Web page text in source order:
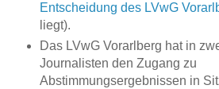
Entscheidung des LVwG
liegt).
Das LVwG Vorarlberg hat in
Journalisten den Zugang zu
Abstimmungsergebnissen in